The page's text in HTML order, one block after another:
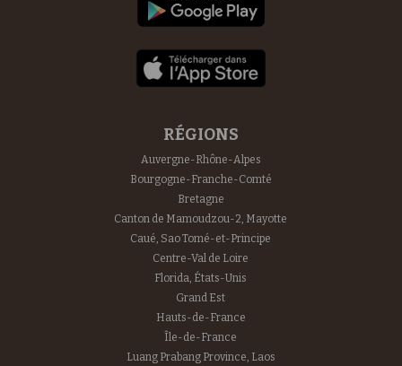
RÉGIONS
Auvergne-Rhône-Alpes
Bourgogne-Franche-Comté
Bretagne
Canton de Mamoudzou-2, Mayotte
Caué, Sao Tomé-et-Principe
Centre-Val de Loire
Florida, États-Unis
Grand Est
Hauts-de-France
Île-de-France
Luang Prabang Province, Laos